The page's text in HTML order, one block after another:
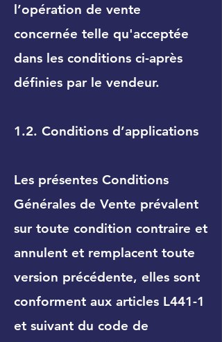
l’opération de vente
concernée telle qu'acceptée
dans les conditions ci-après
définies par le vendeur.
1.2. Conditions d’applications
Les présentes Conditions
Générales de Vente prévalent
sur toute condition contraire et
annulent et remplacent toute
version précédente, elles sont
conforment aux articles L441-1
et suivant du code de